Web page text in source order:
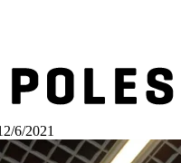
6/2021